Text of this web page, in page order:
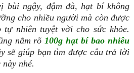
bùi ngậy, đậm đà, hạt bí không
cho nhiều người mà còn được
tự nhiên tuyệt vời cho sức khỏe.
nắm rõ100g hạt bí bao nhiêu
sẽ giúp bạn tìm được câu trả lời
nhé.